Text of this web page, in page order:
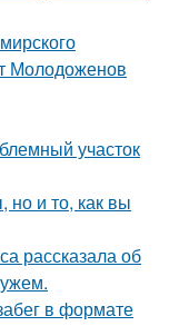
Молодоженов
участок
но и то, как вы
рассказала об
в формате